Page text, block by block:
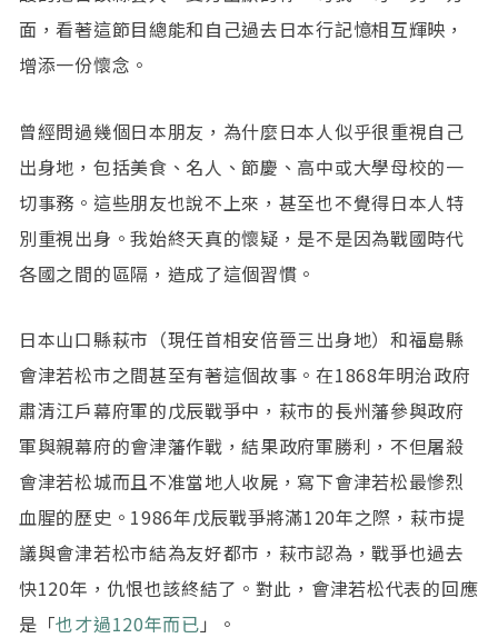
面，看著這節目總能和自己過去日本行記憶相互輝映，
增添一份懷念。
曾經問過幾個日本朋友，為什麼日本人似乎很重視自己
出身地，包括美食、名人、節慶、高中或大學母校的一
切事務。這些朋友也說不上來，甚至也不覺得日本人特
別重視出身。我始終天真的懷疑，是不是因為戰國時代
各國之間的區隔，造成了這個習慣。
日本山口縣萩市（現任首相安倍晉三出身地）和福島縣
會津若松市之間甚至有著這個故事。在1868年明治政府
肅清江戶幕府軍的戊辰戰爭中，萩市的長州藩參與政府
軍與親幕府的會津藩作戰，結果政府軍勝利，不但屠殺
會津若松城而且不准當地人收屍，寫下會津若松最慘烈
血腥的歷史。1986年戊辰戰爭將滿120年之際，萩市提
議與會津若松市結為友好都市，萩市認為，戰爭也過去
快120年，仇恨也該終結了。對此，會津若松代表的回應
是「也才過120年而已 」。